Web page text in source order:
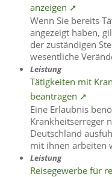
anzeigen ➚
Wenn Sie bereits
angezeigt haben,
der zuständigen
wesentliche
Leistung
Tätigkeiten mit
beantragen ➚
Eine Erlaubnis
Krankheitserreger
Deutschland
mit ihnen arbeiten
Leistung
Reisegewerbe für